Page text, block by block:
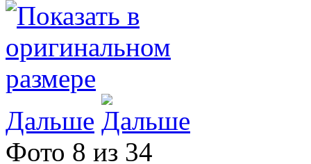
Дальше
Фото 8 из 34